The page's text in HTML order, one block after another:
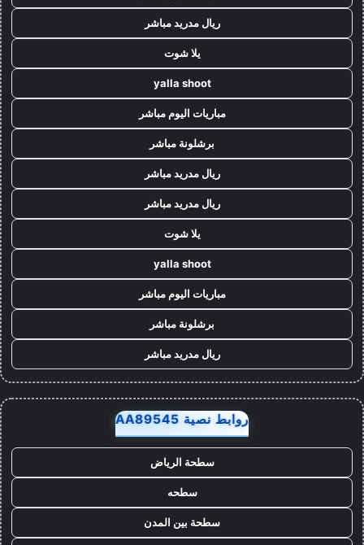
ريال مدريد مباشر
يلا شوت
yalla shoot
مباريات اليوم مباشر
برشلونة مباشر
ريال مدريد مباشر
ريال مدريد مباشر
يلا شوت
yalla shoot
مباريات اليوم مباشر
برشلونة مباشر
ريال مدريد مباشر
روابط نصية AA89545
سطحة الرياض
سطحه
سطحة بين المدن